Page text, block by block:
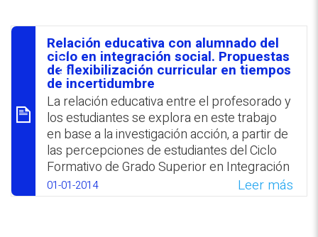
REPOSITORIO EN LÍNEA DE
CONTENIDOS ACADÉMICOS SOBRE
EDUCACIÓN Y FORMACIÓN DEL
PROFESORADO סיכום
Relación educativa con alumnado del
ciclo en integración social. Propuestas
de flexibilización curricular en tiempos
de incertidumbre
La relación educativa entre el profesorado y
los estudiantes se explora en este trabajo
en base a la investigación acción, a partir de
las percepciones de estudiantes del Ciclo
Formativo de Grado Superior en Integración
Social (CFGSIS) que reflejan las diferentes
realidades que conviven en un ámbito
01-01-2014 Leer más